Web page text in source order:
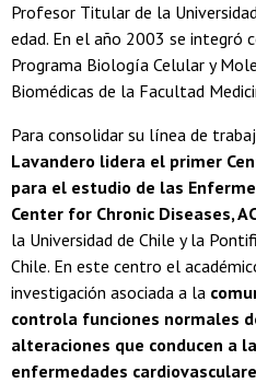
Profesor Titular de la
edad. En el año 2003 se
Programa Biología Celular y
Biomédicas de la Facultad
Para consolidar su línea de
Lavandero lidera el primer
para el estudio de las
Center for Chronic Diseases,
la Universidad de Chile y la
Chile. En este centro el
investigación asociada a la
controla funciones normales
alteraciones que conducen a
enfermedades